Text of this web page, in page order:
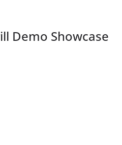
Demo Showcase